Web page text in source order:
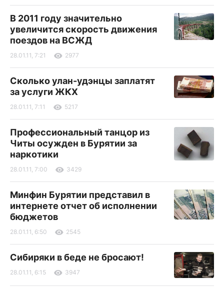
В 2011 году значительно
увеличится скорость движения
поездов на ВСЖД
28.01.11, 7:21 2977
Сколько улан-удэнцы заплатят
за услуги ЖКХ
28.01.11, 7:11 5217
Профессиональный танцор из
Читы осужден в Бурятии за
наркотики
28.01.11, 7:00 3429
Минфин Бурятии представил в
интернете отчет об исполнении
бюджетов
28.01.11, 6:50 2545
Сибиряки в беде не бросают!
28.01.11, 6:15 3947